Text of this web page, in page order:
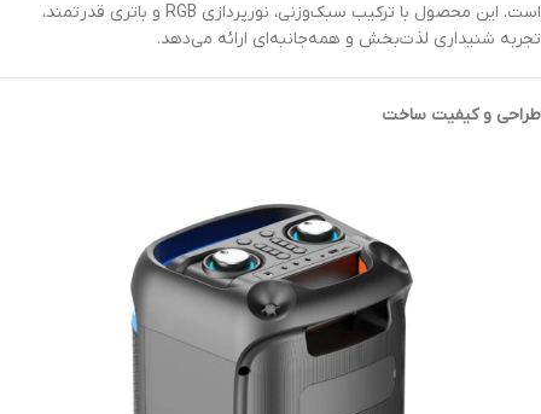
است. این محصول با ترکیب سبک‌وزنی، نورپردازی RGB و باتری قدرتمند،
تجربه شنیداری لذت‌بخش و همه‌جانبه‌ای ارائه می‌دهد.
طراحی و کیفیت ساخت